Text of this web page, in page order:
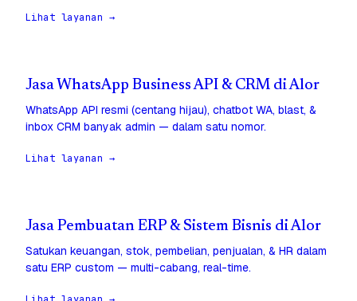
Lihat layanan →
Jasa WhatsApp Business API & CRM di Alor
WhatsApp API resmi (centang hijau), chatbot WA, blast, &
inbox CRM banyak admin — dalam satu nomor.
Lihat layanan →
Jasa Pembuatan ERP & Sistem Bisnis di Alor
Satukan keuangan, stok, pembelian, penjualan, & HR dalam
satu ERP custom — multi-cabang, real-time.